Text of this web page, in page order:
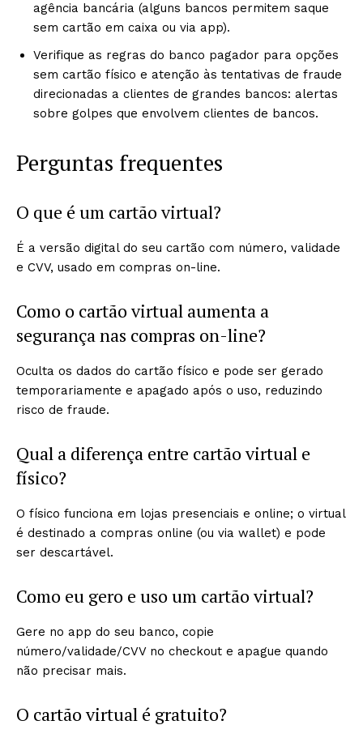
agência bancária (alguns bancos permitem saque
sem cartão em caixa ou via app).
Verifique as regras do banco pagador para opções
sem cartão físico e atenção às tentativas de fraude
direcionadas a clientes de grandes bancos: alertas
sobre golpes que envolvem clientes de bancos.
Perguntas frequentes
O que é um cartão virtual?
É a versão digital do seu cartão com número, validade
e CVV, usado em compras on-line.
Como o cartão virtual aumenta a
segurança nas compras on-line?
Oculta os dados do cartão físico e pode ser gerado
temporariamente e apagado após o uso, reduzindo
risco de fraude.
Qual a diferença entre cartão virtual e
físico?
O físico funciona em lojas presenciais e online; o virtual
é destinado a compras online (ou via wallet) e pode
ser descartável.
Como eu gero e uso um cartão virtual?
Gere no app do seu banco, copie
número/validade/CVV no checkout e apague quando
não precisar mais.
O cartão virtual é gratuito?